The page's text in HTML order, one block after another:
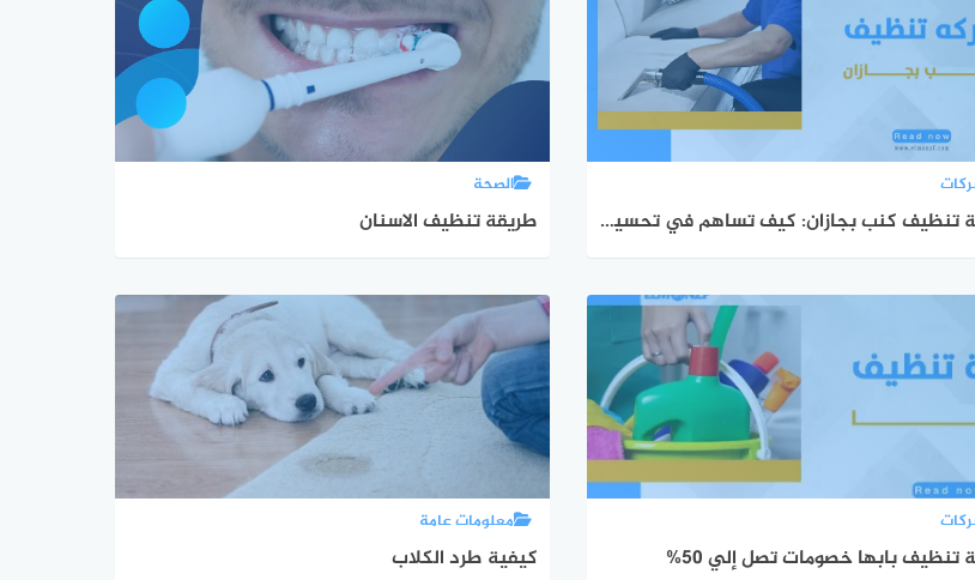
الصحة
طريقة تنظيف الاسنان شركة تنظيف كنب بجازان: كيف تساهم في تحسين جودة حياتك وجلوس مريح ومنزل نظيف؟
معلومات عامة
كيفية طرد الكلاب تنظيف بابها خصومات تصل إلي 50%